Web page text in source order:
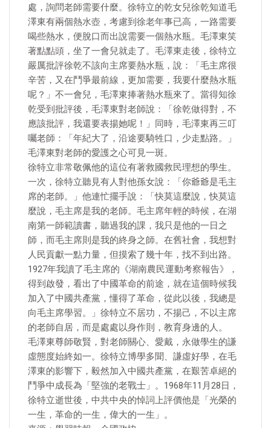
處，詢問老師需要什麼。徐特立的乾女兒徐乾知道毛
澤東有兩個熱水壺，考慮到徐老年事已高，一路需要
喝些熱水，便脫口而出說需要一個熱水瓶。毛澤東笑
著點點頭，坐了一會兒就走了。毛澤東走後，徐特立
嚴厲批評徐乾不該向主席要熱水瓶，說：「毛主席很
辛苦，又在鬥爭最前線，更加需要，我要什麼熱水瓶
呢？」不一會兒，毛澤東捧著熱水瓶來了。當得知徐
乾受到批評後，毛澤東對老師說：「徐乾做得對，不
應該批評，我還要表揚她呢！」同時，毛澤東再三叮
囑老師：「年紀大了，沿途要騎牲口，少走點路。」
毛澤東對老師的愛護之心可見一斑。
徐特立非常敬佩他的這位有著救國救民理想的學生。
一次，徐特立聽見有人對他孫女說：「你爺爺是毛主
席的老師。」他連忙擺手說：「快莫這麼說，快莫這
麼說，毛主席是我的老師。毛主席年輕的時候，在湖
南第一師範讀書，聽過我的課，我只是他的一日之
師，而毛主席則是我的終身之師。在舊社會，我想對
人民貢獻一點力量，但摸索了幾十年，找不到出路。
1927年我讀了毛主席的《湖南農民運動考察報告》，
得到啟發，看出了中國革命的前途，就在這個時候我
加入了中國共產黨，懂得了革命，從此以後，我總是
向毛主席學習。」徐特立不居功，不揚己，不以主席
的老師自居，而是處處以身作則，教育身邊的人。
毛澤東尊師敬賢，對老師關心、愛戴，永做學生的謙
虛態度始終如一。徐特立博學多聞、謙虛好學，在毛
澤東的影響下，毅然加入中國共產黨，在艱苦卓絕的
鬥爭中成長為「堅強的老戰士」。1968年11月28日，
徐特立逝世後，中共中央的悼詞上評價他是「光榮的
一生，革命的一生，偉大的一生」。